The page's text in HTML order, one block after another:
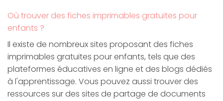
Où trouver des fiches imprimables gratuites pour
enfants ?
Il existe de nombreux sites proposant des fiches
imprimables gratuites pour enfants, tels que des
plateformes éducatives en ligne et des blogs dédiés
à l'apprentissage. Vous pouvez aussi trouver des
ressources sur des sites de partage de documents